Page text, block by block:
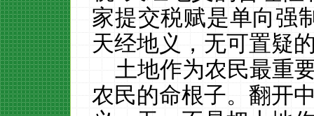
家提交税赋是单向强
天经地义，无可置疑
土地作为农民最重
农民的命根子。翻开